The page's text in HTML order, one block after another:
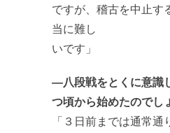
ですが、稽古を中止す
当に難し
いです」
―八段戦をとくに意識
つ頃から始めたのでし
「３日前までは通常